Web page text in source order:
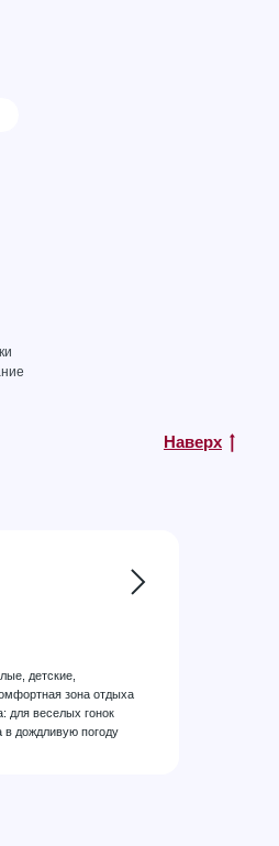
Наверх
детские,
зона отдыха
для веселых гонок
в дождливую погоду